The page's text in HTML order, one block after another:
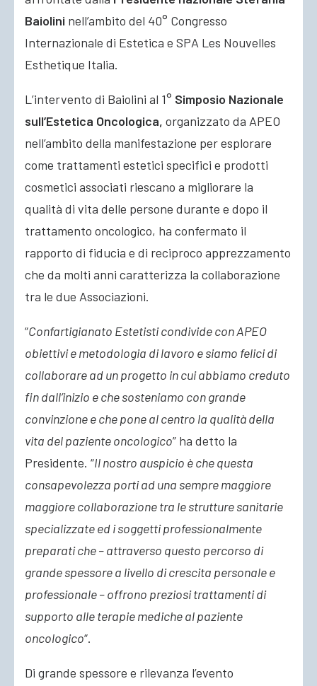
Baiolini nell’ambito del 40° Congresso
Internazionale di Estetica e SPA Les Nouvelles
Esthetique Italia.
L’intervento di Baiolini al 1° Simposio Nazionale
sull’Estetica Oncologica, organizzato da APEO
nell’ambito della manifestazione per esplorare
come trattamenti estetici specifici e prodotti
cosmetici associati riescano a migliorare la
qualità di vita delle persone durante e dopo il
trattamento oncologico, ha confermato il
rapporto di fiducia e di reciproco apprezzamento
che da molti anni caratterizza la collaborazione
tra le due Associazioni.
“Confartigianato Estetisti condivide con APEO
obiettivi e metodologia di lavoro e siamo felici di
collaborare ad un progetto in cui abbiamo creduto
fin dall’inizio e che sosteniamo con grande
convinzione e che pone al centro la qualità della
vita del paziente oncologico” ha detto la
Presidente. “Il nostro auspicio è che questa
consapevolezza porti ad una sempre maggiore
maggiore collaborazione tra le strutture sanitarie
specializzate ed i soggetti professionalmente
preparati che – attraverso questo percorso di
grande spessore a livello di crescita personale e
professionale – offrono preziosi trattamenti di
supporto alle terapie mediche al paziente
oncologico“.
Di grande spessore e rilevanza l’evento